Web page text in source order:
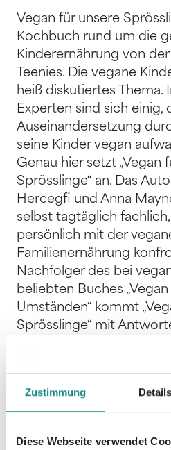
Zustimmung Details
Diese Webseite verwendet
Vegan für unsere
Kochbuch rund um die
Kinderernährung von
Teenies. Die vegane
heiß diskutiertes Thema.
Experten sind sich einig,
Auseinandersetzung
seine Kinder vegan
Genau hier setzt „Vegan
Sprösslinge“ an. Das
Hercegfi und Anna
selbst tagtäglich
persönlich mit der
Familienernährung
Nachfolger des bei
beliebten Buches
Umständen“ kommt
Sprösslinge“ mit
Nährstofffragen für
und Teenie-Ernährung
zur Umsetzung. Die
zahlreichen
von Prof. Dr. Claus